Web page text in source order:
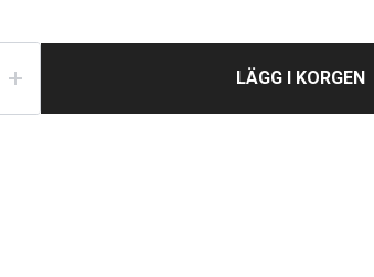
LÄGG I KORGEN